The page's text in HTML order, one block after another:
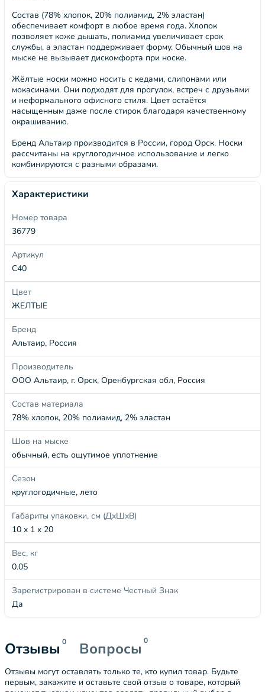
Состав (78% хлопок, 20% полиамид, 2% эластан)
обеспечивает комфорт в любое время года. Хлопок
позволяет коже дышать, полиамид увеличивает срок
службы, а эластан поддерживает форму. Обычный шов на
мыске не вызывает дискомфорта при носке.
Жёлтые носки можно носить с кедами, слипонами или
мокасинами. Они подходят для прогулок, встреч с друзьями
и неформального офисного стиля. Цвет остаётся
насыщенным даже после стирок благодаря качественному
окрашиванию.
Бренд Альтаир производится в России, город Орск. Носки
рассчитаны на круглогодичное использование и легко
комбинируются с разными образами.
Характеристики
Номер товара
36779
Артикул
С40
Цвет
ЖЕЛТЫЕ
Бренд
Альтаир, Россия
Производитель
ООО Альтаир, г. Орск, Оренбургская обл, Россия
Состав материала
78% хлопок, 20% полиамид, 2% эластан
Шов на мыске
обычный, есть ощутимое уплотнение
Сезон
круглогодичные, лето
Габариты упаковки, см (ДхШхВ)
10 x 1 x 20
Вес, кг
0.05
Зарегистрирован в системе Честный Знак
Да
Отзывы 0 Вопросы 0
Отзывы могут оставлять только те, кто купил товар. Будьте
первым, закажите и оставьте свой отзыв о товаре, который